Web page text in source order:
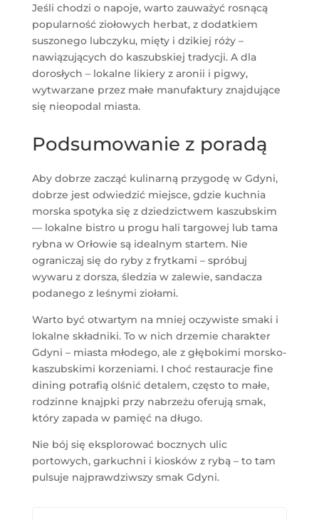
Jeśli chodzi o napoje, warto zauważyć rosnącą
popularność ziołowych herbat, z dodatkiem
suszonego lubczyku, mięty i dzikiej róży –
nawiązujących do kaszubskiej tradycji. A dla
dorosłych – lokalne likiery z aronii i pigwy,
wytwarzane przez małe manufaktury znajdujące
się nieopodal miasta.
Podsumowanie z poradą
Aby dobrze zacząć kulinarną przygodę w Gdyni,
dobrze jest odwiedzić miejsce, gdzie kuchnia
morska spotyka się z dziedzictwem kaszubskim
— lokalne bistro u progu hali targowej lub tama
rybna w Orłowie są idealnym startem. Nie
ograniczaj się do ryby z frytkami – spróbuj
wywaru z dorsza, śledzia w zalewie, sandacza
podanego z leśnymi ziołami.
Warto być otwartym na mniej oczywiste smaki i
lokalne składniki. To w nich drzemie charakter
Gdyni – miasta młodego, ale z głębokimi morsko-
kaszubskimi korzeniami. I choć restauracje fine
dining potrafią olśnić detalem, często to małe,
rodzinne knajpki przy nabrzeżu oferują smak,
który zapada w pamięć na długo.
Nie bój się eksplorować bocznych ulic
portowych, garkuchni i kiosków z rybą – to tam
pulsuje najprawdziwszy smak Gdyni.